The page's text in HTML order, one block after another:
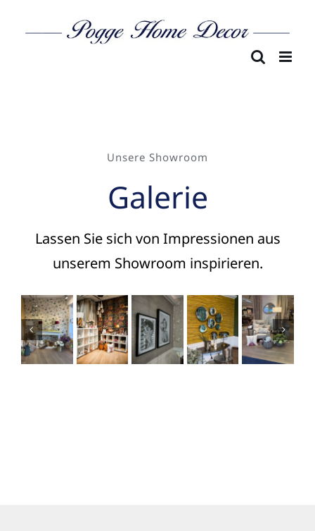
Unsere Showroom
Galerie
Lassen Sie sich von Impressionen aus
unserem Showroom inspirieren.